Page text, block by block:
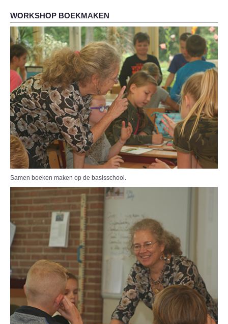
WORKSHOP BOEKMAKEN
Samen boeken maken op de basisschool.